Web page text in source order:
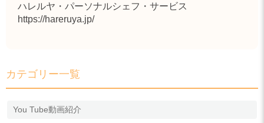
ハレルヤ・パーソナルシェフ・サービス
https://hareruya.jp/
カテゴリー一覧
You Tube動画紹介